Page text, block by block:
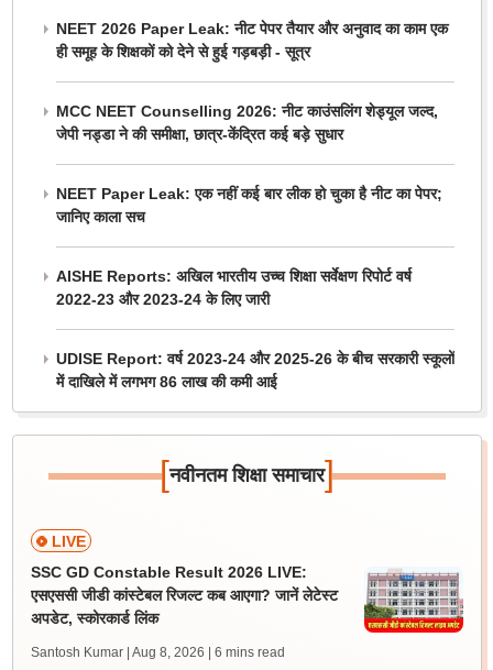
NEET 2026 Paper Leak: नीट पेपर तैयार और अनुवाद का काम एक
ही समूह के शिक्षकों को देने से हुई गड़बड़ी - सूत्र
MCC NEET Counselling 2026: नीट काउंसलिंग शेड्यूल जल्द,
जेपी नड्डा ने की समीक्षा, छात्र-केंद्रित कई बड़े सुधार
NEET Paper Leak: एक नहीं कई बार लीक हो चुका है नीट का पेपर;
जानिए काला सच
AISHE Reports: अखिल भारतीय उच्च शिक्षा सर्वेक्षण रिपोर्ट वर्ष
2022-23 और 2023-24 के लिए जारी
UDISE Report: वर्ष 2023-24 और 2025-26 के बीच सरकारी स्कूलों
में दाखिले में लगभग 86 लाख की कमी आई
[नवीनतम शिक्षा समाचार]
LIVE
SSC GD Constable Result 2026 LIVE:
एसएससी जीडी कांस्टेबल रिजल्ट कब आएगा? जानें लेटेस्ट
अपडेट, स्कोरकार्ड लिंक
Santosh Kumar | Aug 8, 2026 | 6 mins read